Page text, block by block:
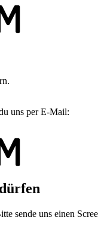
uns per E-Mail:
sende uns einen